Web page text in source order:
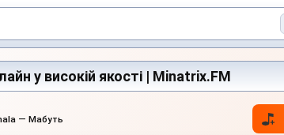
у високій якості | Minatrix.FM
— Мабуть